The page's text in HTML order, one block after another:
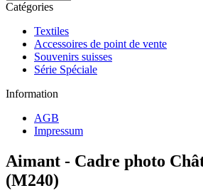
Catégories
Textiles
Accessoires de point de vente
Souvenirs suisses
Série Spéciale
Information
AGB
Impressum
Aimant - Cadre photo
(M240)